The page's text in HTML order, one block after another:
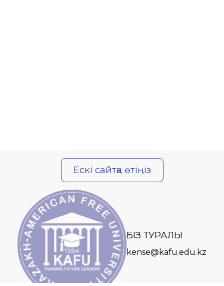
Ескі сайтқа өтіңіз
БІЗ ТУРАЛЫ
kense@kafu.edu.kz